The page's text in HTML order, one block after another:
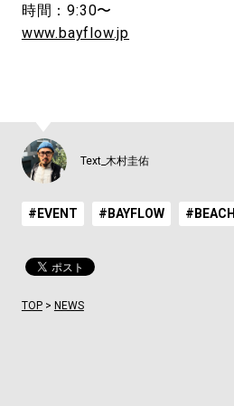
時間：9:30〜
www.bayflow.jp
Text_木村圭佑
#EVENT #BAYFLOW #BEACH
TOP> NEWS